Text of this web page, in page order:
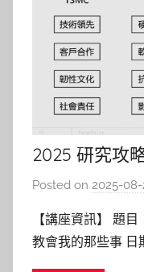
2025 研究攻
山」: 半導體
Posted on 2025-08-
【講座資訊】 題
教會我的那些事 日